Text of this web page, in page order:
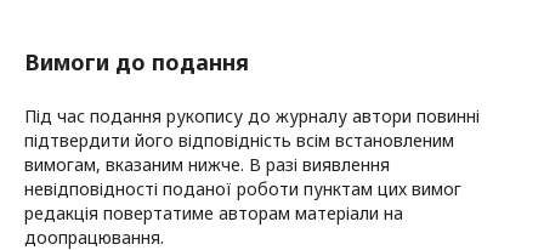
Вимоги до подання
Під час подання рукопису до журналу автори повинні
підтвердити його відповідність всім встановленим
вимогам, вказаним нижче. В разі виявлення
невідповідності поданої роботи пунктам цих вимог
редакція повертатиме авторам матеріали на
доопрацювання.